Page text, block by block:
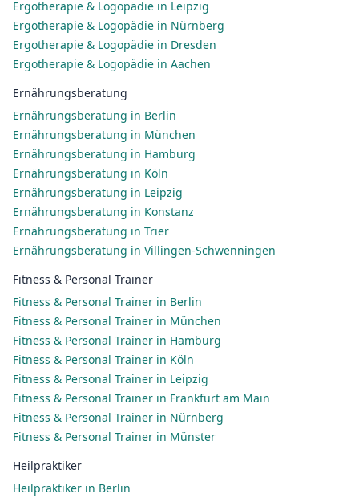
Ergotherapie & Logopädie in Leipzig
Ergotherapie & Logopädie in Nürnberg
Ergotherapie & Logopädie in Dresden
Ergotherapie & Logopädie in Aachen
Ernährungsberatung
Ernährungsberatung in Berlin
Ernährungsberatung in München
Ernährungsberatung in Hamburg
Ernährungsberatung in Köln
Ernährungsberatung in Leipzig
Ernährungsberatung in Konstanz
Ernährungsberatung in Trier
Ernährungsberatung in Villingen-Schwenningen
Fitness & Personal Trainer
Fitness & Personal Trainer in Berlin
Fitness & Personal Trainer in München
Fitness & Personal Trainer in Hamburg
Fitness & Personal Trainer in Köln
Fitness & Personal Trainer in Leipzig
Fitness & Personal Trainer in Frankfurt am Main
Fitness & Personal Trainer in Nürnberg
Fitness & Personal Trainer in Münster
Heilpraktiker
Heilpraktiker in Berlin